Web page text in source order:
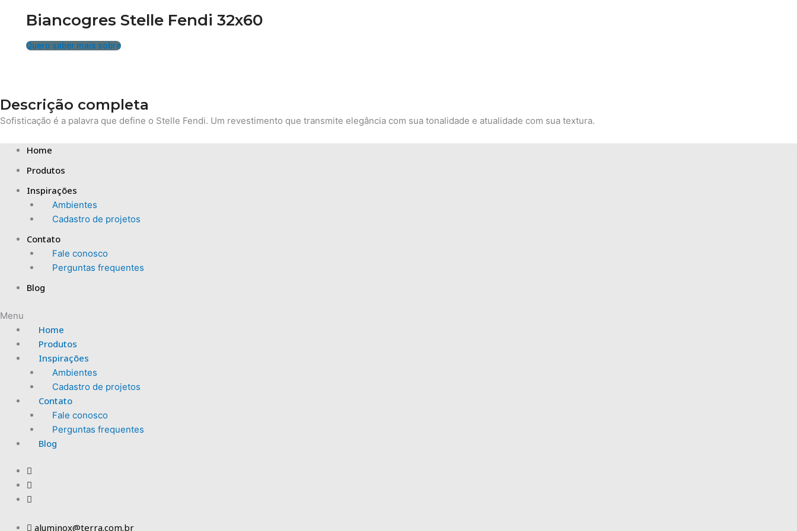
Biancogres Stelle Fendi 32x60
Quero saber mais sobre
Descrição completa
Sofisticação é a palavra que define o Stelle Fendi. Um revestimento que transmite elegância com sua tonalidade e atualidade com sua textura.
Home
Produtos
Inspirações
Ambientes
Cadastro de projetos
Contato
Fale conosco
Perguntas frequentes
Blog
Menu
Home
Produtos
Inspirações
Ambientes
Cadastro de projetos
Contato
Fale conosco
Perguntas frequentes
Blog
aluminox@terra.com.br